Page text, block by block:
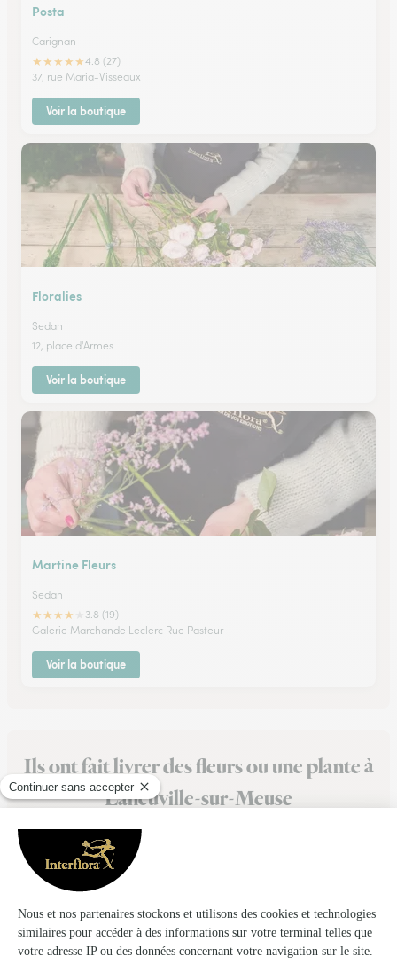
Posta
Carignan
★★★★★4.8 (27)
37, rue Maria-Visseaux
Voir la boutique
Floralies
Sedan
12, place d'Armes
Voir la boutique
Martine Fleurs
Sedan
★★★★
3.8 (19)
Galerie Marchande Leclerc Rue Pasteur
Voir la boutique
Ils ont fait livrer des fleurs ou une plante à
Laneuville-sur-Meuse
★ ★ ★ ★ ★
UTILISATION FACILE ET BEAUCOUP DE…
UTILISATION FACILE ET BEAUCOUP DE MODELES
18/04/2026